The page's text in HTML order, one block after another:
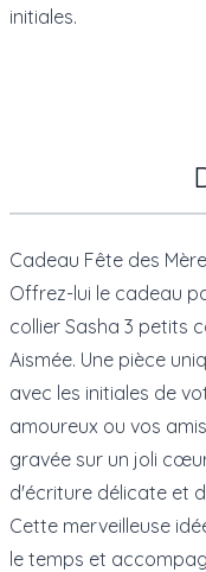
initiales.
Cadeau Fête des
Offrez-lui le cadeau
collier Sasha 3 petits
Aismée. Une pièce
avec les initiales de
amoureux ou vos
gravée sur un joli
d'écriture délicate et
Cette merveilleuse
le temps et